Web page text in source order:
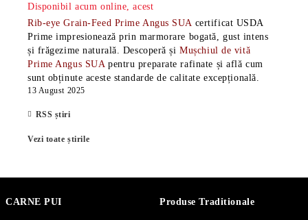
Disponibil acum online, acest
Rib-eye Grain-Feed Prime Angus SUA certificat USDA
Prime impresionează prin marmorare bogată, gust intens
și frăgezime naturală. Descoperă șiMușchiul de vită
Prime Angus SUA pentru preparate rafinate și află cum
sunt obținute aceste standarde de calitate excepțională.
13 August 2025
RSS știri
Vezi toate știrile
CARNE PUI Produse Traditionale